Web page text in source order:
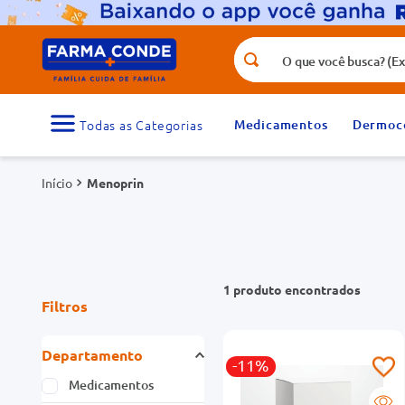
O que você busca? (Ex.: vitamina,
Medicamentos
Menoprin
Filtros
Departamento
Medicamentos
1 produto
-11%
Termos mais buscados
1
medicamento